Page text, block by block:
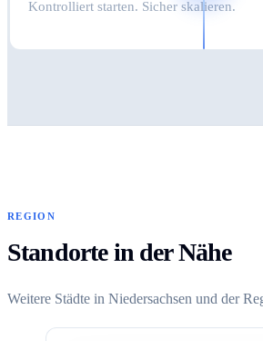
Kontrolliert starten. Sicher skalieren.
REGION
Standorte in der Nähe
Weitere Städte in Niedersachsen und der